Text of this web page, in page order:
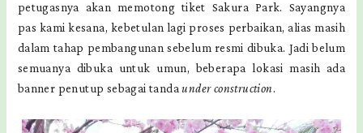
petugasnya akan memotong tiket Sakura Park. Sayangnya
pas kami kesana, kebetulan lagi proses perbaikan, alias masih
dalam tahap pembangunan sebelum resmi dibuka. Jadi belum
semuanya dibuka untuk umun, beberapa lokasi masih ada
banner penutup sebagai tandaunder construction.